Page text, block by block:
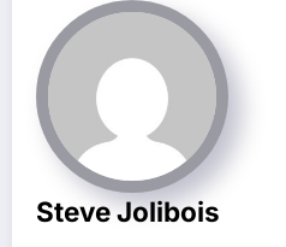
Steve Jolibois